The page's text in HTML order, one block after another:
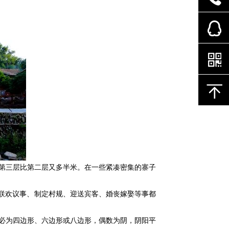
三层比第二层又多半米。在一些紧凑密集的寨子
欢议事、制定村规、迎送宾客、婚丧嫁娶等事都
为四边形、六边形或八边形，偶数为阴，阴阳平